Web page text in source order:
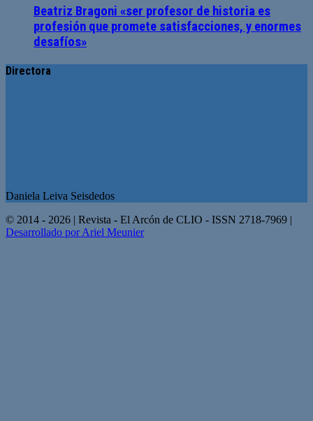
Beatriz Bragoni «ser profesor de historia es
profesión que promete satisfacciones, y enormes
desafíos»
Directora
Daniela Leiva Seisdedos
© 2014 - 2026 | Revista - El Arcón de CLIO - ISSN 2718-7969 |
Desarrollado por Ariel Meunier